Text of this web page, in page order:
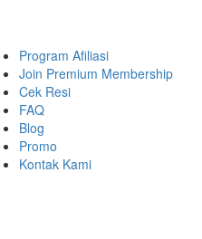
Program Afiliasi
Join Premium Membership
Cek Resi
FAQ
Blog
Promo
Kontak Kami